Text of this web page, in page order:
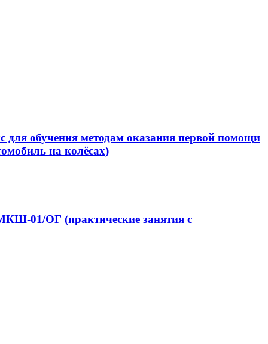
обучения методам оказания первой помощи
на колёсах)
01/ОГ (практические занятия с